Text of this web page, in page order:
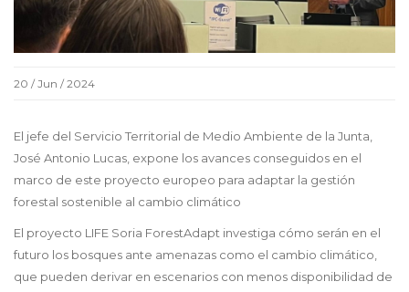
20 / Jun / 2024
El jefe del Servicio Territorial de Medio Ambiente de la Junta,
José Antonio Lucas, expone los avances conseguidos en el
marco de este proyecto europeo para adaptar la gestión
forestal sostenible al cambio climático
El proyecto LIFE Soria ForestAdapt investiga cómo serán en el
futuro los bosques ante amenazas como el cambio climático,
que pueden derivar en escenarios con menos disponibilidad de